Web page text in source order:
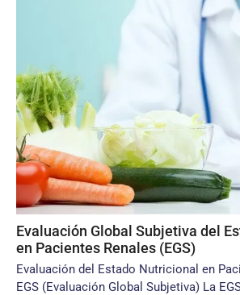
Evaluación Global Subjetiva del
en Pacientes Renales (EGS)
Evaluación del Estado Nutricional en
EGS (Evaluación Global Subjetiva) La